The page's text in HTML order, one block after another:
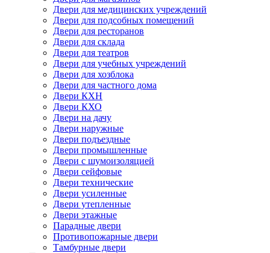
Двери для медицинских учреждений
Двери для подсобных помещений
Двери для ресторанов
Двери для склада
Двери для театров
Двери для учебных учреждений
Двери для хозблока
Двери для частного дома
Двери КХН
Двери КХО
Двери на дачу
Двери наружные
Двери подъездные
Двери промышленные
Двери с шумоизоляцией
Двери сейфовые
Двери технические
Двери усиленные
Двери утепленные
Двери этажные
Парадные двери
Противопожарные двери
Тамбурные двери